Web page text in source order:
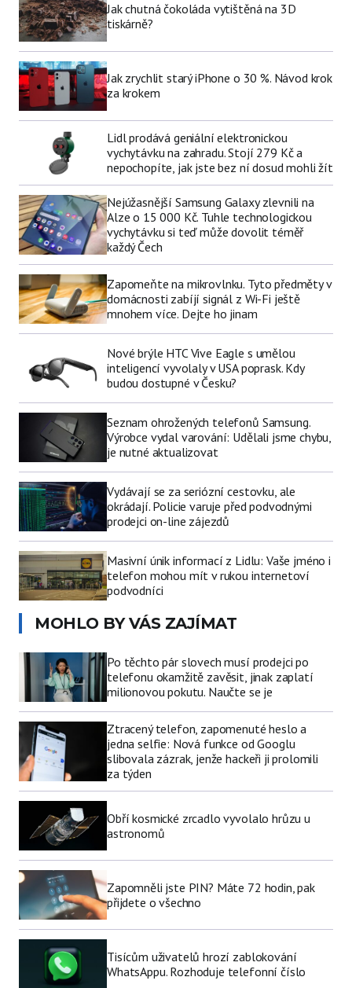
Jak chutná čokoláda vytištěná na 3D
tiskárně?
Jak zrychlit starý iPhone o 30 %. Návod krok
za krokem
Lidl prodává geniální elektronickou
vychytávku na zahradu. Stojí 279 Kč a
nepochopíte, jak jste bez ní dosud mohli žít
Nejúžasnější Samsung Galaxy zlevnili na
Alze o 15 000 Kč. Tuhle technologickou
vychytávku si teď může dovolit téměř
každý Čech
Zapomeňte na mikrovlnku. Tyto předměty v
domácnosti zabíjí signál z Wi-Fi ještě
mnohem více. Dejte ho jinam
Nové brýle HTC Vive Eagle s umělou
inteligencí vyvolaly v USA poprask. Kdy
budou dostupné v Česku?
Seznam ohrožených telefonů Samsung.
Výrobce vydal varování: Udělali jsme chybu,
je nutné aktualizovat
Vydávají se za seriózní cestovku, ale
okrádají. Policie varuje před podvodnými
prodejci on-line zájezdů
Masivní únik informací z Lidlu: Vaše jméno i
telefon mohou mít v rukou internetoví
podvodníci
MOHLO BY VÁS ZAJÍMAT
Po těchto pár slovech musí prodejci po
telefonu okamžitě zavěsit, jinak zaplatí
milionovou pokutu. Naučte se je
Ztracený telefon, zapomenuté heslo a
jedna selfie: Nová funkce od Googlu
slibovala zázrak, jenže hackeři ji prolomili
za týden
Obří kosmické zrcadlo vyvolalo hrůzu u
astronomů
Zapomněli jste PIN? Máte 72 hodin, pak
přijdete o všechno
Tisícům uživatelů hrozí zablokování
WhatsAppu. Rozhoduje telefonní číslo